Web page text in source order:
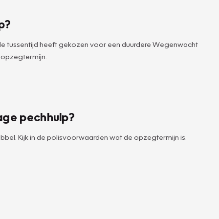
tussentijd heeft gekozen voor een duurdere Wegenwacht
pechhulp?
Kijk in de polisvoorwaarden wat de opzegtermijn is.